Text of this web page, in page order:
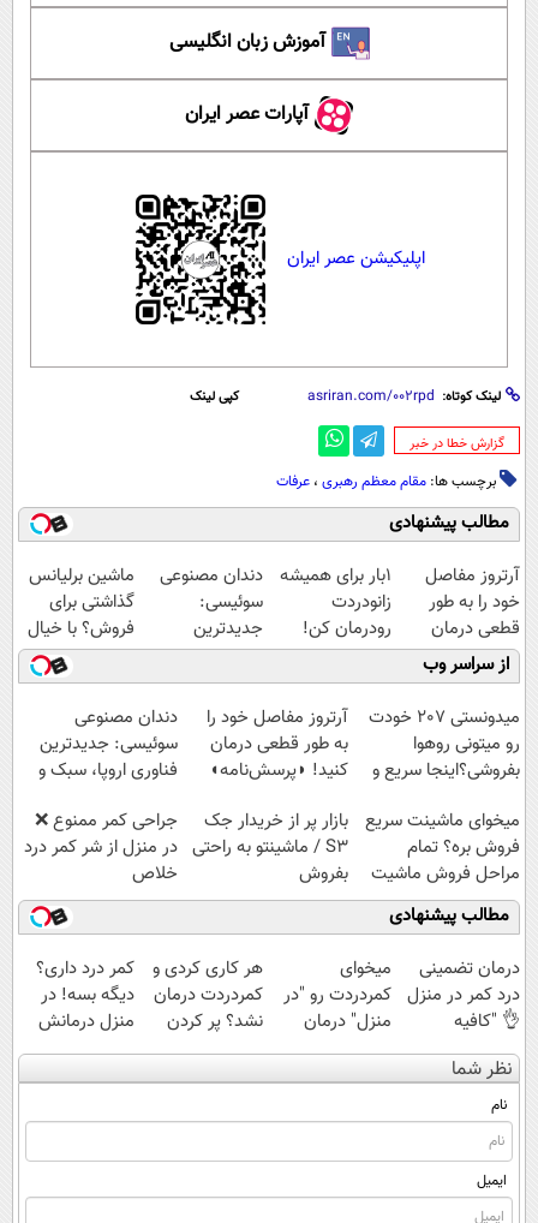
آموزش زبان انگلیسی
آپارات عصر ایران
اپلیکیشن عصر ایران
لینک کوتاه: کپی لینک
‌گزارش خطا در خبر
برچسب ها: مقام معظم رهبری ، عرفات
مطالب پیشنهادی
آرتروز مفاصل
خود را به طور
قطعی درمان
کنید!
◗پرسش‌نامه◖
1بار برای همیشه
زانودردت
رودرمان کن!
(تکنولوژی آلمان)
◂پرسشنامه▸
دندان مصنوعی
سوئیسی:
جدیدترین
فناوری اروپا،
سبک و مقاوم |
پرداخت قسطی
ماشین برلیانس
گذاشتی برای
فروش؟ با خیال
راحت بفروش
از سراسر وب
میدونستی 207 خودت
رو میتونی روهوا
بفروشی؟اینجا سریع و
آرتروز مفاصل خود را
به طور قطعی درمان
کنید! ◗پرسش‌نامه◖
دندان مصنوعی
سوئیسی: جدیدترین
فناوری اروپا، سبک و
قسطی
میخوای ماشینت سریع
فروش بره؟ تمام
مراحل فروش ماشیت
رو به ما بسپر
بازار پر از خریدار جک
S3 / ماشینتو به راحتی
بفروش
جراحی کمر ممنوع ❌
در منزل از شر کمر درد
خلاص
شوید◂پرسش‌نامه
مطالب پیشنهادی
درمان تضمینی
درد کمر در منزل
👌 "کافیه
پرسش‌نامه رو پر
کنی"
میخوای
کمردردت رو "در
منزل" درمان
کنی؟ (◂فیلم +
◂پرسش‌نامه)
هر کاری کردی و
کمردردت درمان
نشد؟ پر کردن
پرسشنامه و
دریافت راه حل
کمر درد داری؟
دیگه بسه! در
منزل درمانش
کن
(◀پرسش‌نامه)
نظر شما
نام
ایمیل